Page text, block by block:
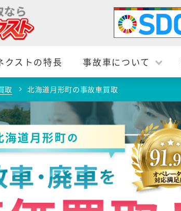
クストの特長 事故車について
取 北海道月形町の事故車買取
海道月形町の